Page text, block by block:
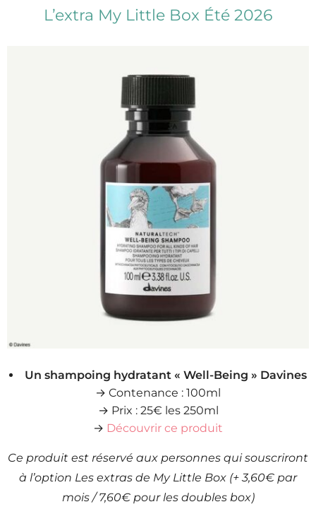
L’extra My Little Box Été 2026
Un shampoing hydratant « Well-Being » Davines
→ Contenance : 100ml
→ Prix : 25€ les 250ml
→ Découvrir ce produit
Ce produit est réservé aux personnes qui souscriront
à l’option Les extras de My Little Box (+ 3,60€ par
mois / 7,60€ pour les doubles box)